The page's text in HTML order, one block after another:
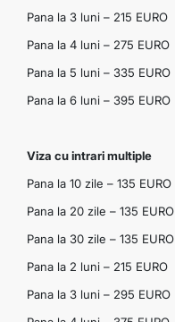
Pana la 3 luni – 215 EURO
Pana la 4 luni – 275 EURO
Pana la 5 luni – 335 EURO
Pana la 6 luni – 395 EURO
Viza cu intrari multiple
Pana la 10 zile – 135 EURO
Pana la 20 zile – 135 EURO
Pana la 30 zile – 135 EURO
Pana la 2 luni – 215 EURO
Pana la 3 luni – 295 EURO